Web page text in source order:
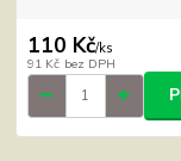
110 Kč/ks
91 Kč bez DPH